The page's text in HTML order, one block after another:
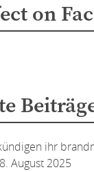
on
ihr
August 2025